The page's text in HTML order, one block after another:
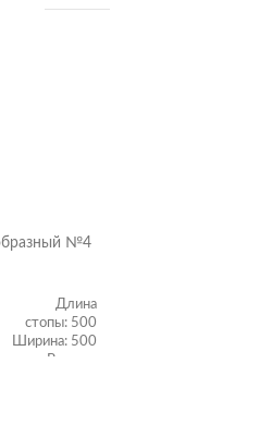
№4
Длина
стопы: 500
Ширина: 500
Высота: